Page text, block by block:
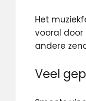
Het
vooral door
andere
Veel